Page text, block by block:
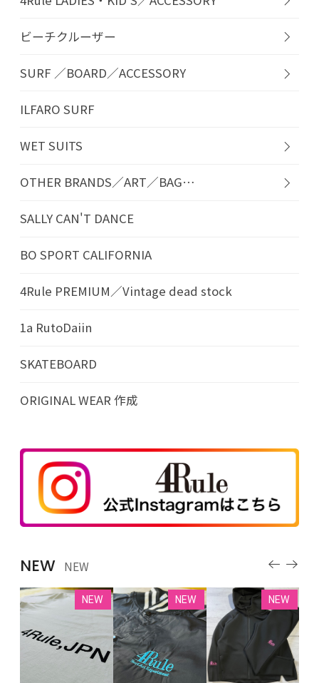
ビーチクルーザー
SURF ／BOARD／ACCESSORY
ILFARO SURF
WET SUITS
OTHER BRANDS／ART／BAG…
SALLY CAN'T DANCE
BO SPORT CALIFORNIA
4Rule PREMIUM／Vintage dead stock
1a RutoDaiin
SKATEBOARD
ORIGINAL WEAR 作成
NEW NEW
NEW NEW NEW